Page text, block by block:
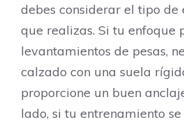
debes considerar el tipo de
que realizas. Si tu enfoque
levantamientos de pesas,
calzado con una suela
proporcione un buen
lado, si tu entrenamiento